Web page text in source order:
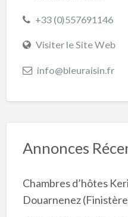
+33 (0)557691146
Visiter le Site Web
info@bleuraisin.fr
Annonces
Chambres d’hôtes
Douarnenez